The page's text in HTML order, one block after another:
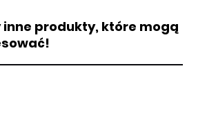
inne produkty, które mogą